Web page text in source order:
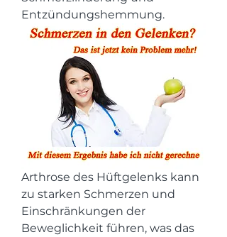
Entzündungshemmung.
Arthrose des Hüftgelenks kann
zu starken Schmerzen und
Einschränkungen der
Beweglichkeit führen, was das